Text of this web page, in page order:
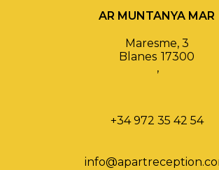
AR MUNTANYA MAR
Maresme, 3
Blanes
,
17300
+34 972 35 42 54